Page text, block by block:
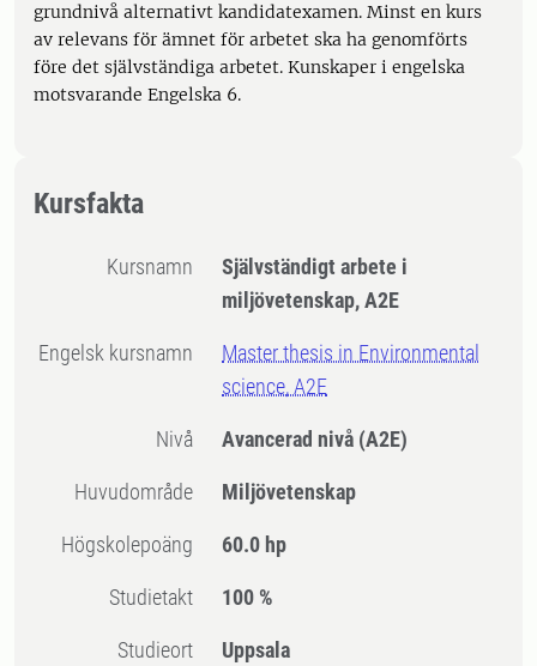
grundnivå alternativt kandidatexamen. Minst en kurs
av relevans för ämnet för arbetet ska ha genomförts
före det självständiga arbetet. Kunskaper i engelska
motsvarande Engelska 6.
Kursfakta
Kursnamn
Självständigt arbete i
miljövetenskap, A2E
Engelsk kursnamn
Master thesis in Environmental
science, A2E
Nivå Avancerad nivå (A2E)
Huvudområde Miljövetenskap
högskolepoäng 60.0 hp
Studietakt 100 %
Studieort Uppsala